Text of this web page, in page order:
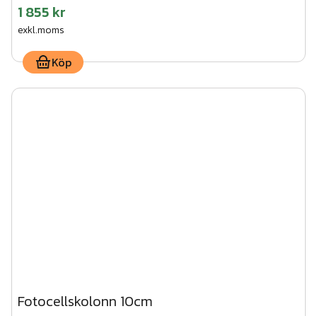
1 855 kr
exkl.moms
Köp
Fotocellskolonn 10cm